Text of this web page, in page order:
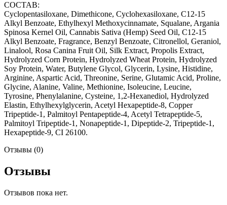
СОСТАВ:
Cyclopentasiloxane, Dimethicone, Cyclohexasiloxane, C12-15
Alkyl Benzoate, Ethylhexyl Methoxycinnamate, Squalane, Argania
Spinosa Kernel Oil, Cannabis Sativa (Hemp) Seed Oil, C12-15
Alkyl Benzoate, Fragrance, Benzyl Benzoate, Citronellol, Geraniol,
Linalool, Rosa Canina Fruit Oil, Silk Extract, Propolis Extract,
Hydrolyzed Corn Protein, Hydrolyzed Wheat Protein, Hydrolyzed
Soy Protein, Water, Butylene Glycol, Glycerin, Lysine, Histidine,
Arginine, Aspartic Acid, Threonine, Serine, Glutamic Acid, Proline,
Glycine, Alanine, Valine, Methionine, Isoleucine, Leucine,
Tyrosine, Phenylalanine, Cysteine, 1,2-Hexanediol, Hydrolyzed
Elastin, Ethylhexylglycerin, Acetyl Hexapeptide-8, Copper
Tripeptide-1, Palmitoyl Pentapeptide-4, Acetyl Tetrapeptide-5,
Palmitoyl Tripeptide-1, Nonapeptide-1, Dipeptide-2, Tripeptide-1,
Hexapeptide-9, CI 26100.
Отзывы (0)
Отзывы
Отзывов пока нет.